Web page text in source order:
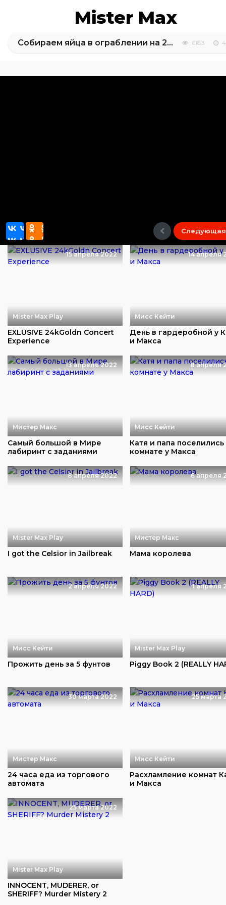
Mister Max
Собираем яйца в ограблении на 250 млн долларов 6183
Следующая
15 апреля 2022
Mister Max Play
EXLUSIVE 24kGoldn Concert
Experience
14 апреля
Мисс Кейти
День в гардеробной у
и Макса
13 апреля 2022
Мистер Макс
Самый большой в Мире
лабиринт с заданиями
8 апреля
Мисс Кейти
Катя и папа поселились
комнате у Макса
8 апреля 2022
Mister Max Play
I got the Celsior in Jailbreak
6 апреля
Мистер Макс
Мама королева
2 апреля 2022
Мисс Кейти
Прожить день за 5 фунтов
1 апреля
Mister Max Play
Piggy Book 2 (REALLY
30 марта 2022
Мистер Макс
24 часа еда из торгового
автомата
25 марта
Мисс Кейти
Расхламление комнат
и Макса
25 марта 2022
Mister Max Play
INNOCENT, MUDERER, or
SHERIFF? Murder Mistery 2